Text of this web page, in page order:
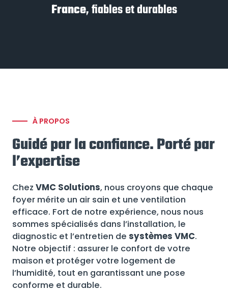
France, fiables et durables
À PROPOS
Guidé par la confiance. Porté par
l’expertise
Chez VMC Solutions, nous croyons que chaque
foyer mérite un air sain et une ventilation
efficace. Fort de notre expérience, nous nous
sommes spécialisés dans l’installation, le
diagnostic et l’entretien de systèmes VMC.
Notre objectif : assurer le confort de votre
maison et protéger votre logement de
l’humidité, tout en garantissant une pose
conforme et durable.